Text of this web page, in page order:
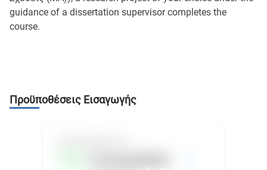
guidance of a dissertation supervisor completes the
course.
Προϋποθέσεις Εισαγωγής